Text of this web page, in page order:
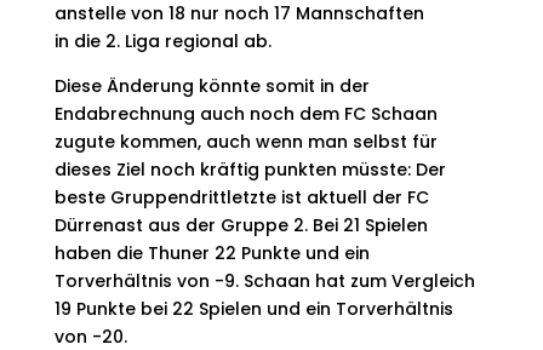
anstelle von 18 nur noch 17 Mannschaften
in die 2. Liga regional ab.
Diese Änderung könnte somit in der
Endabrechnung auch noch dem FC Schaan
zugute kommen, auch wenn man selbst für
dieses Ziel noch kräftig punkten müsste: Der
beste Gruppendrittletzte ist aktuell der FC
Dürrenast aus der Gruppe 2. Bei 21 Spielen
haben die Thuner 22 Punkte und ein
Torverhältnis von -9. Schaan hat zum Vergleich
19 Punkte bei 22 Spielen und ein Torverhältnis
von -20.